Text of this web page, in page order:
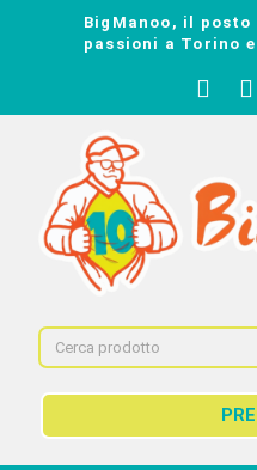
BigManoo, il
passioni a Torino